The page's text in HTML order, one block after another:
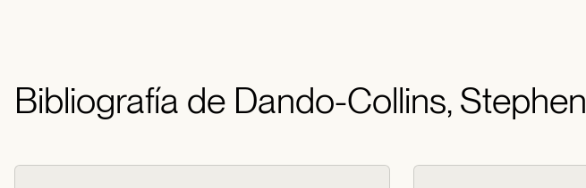
Bibliografía de Dando-Collins, Stephen